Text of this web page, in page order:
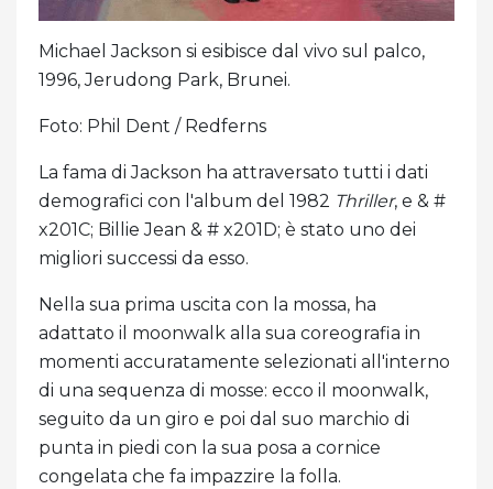
Michael Jackson si esibisce dal vivo sul palco,
1996, Jerudong Park, Brunei.
Foto: Phil Dent / Redferns
La fama di Jackson ha attraversato tutti i dati
demografici con l'album del 1982 Thriller, e & #
x201C; Billie Jean & # x201D; è stato uno dei
migliori successi da esso.
Nella sua prima uscita con la mossa, ha
adattato il moonwalk alla sua coreografia in
momenti accuratamente selezionati all'interno
di una sequenza di mosse: ecco il moonwalk,
seguito da un giro e poi dal suo marchio di
punta in piedi con la sua posa a cornice
congelata che fa impazzire la folla.